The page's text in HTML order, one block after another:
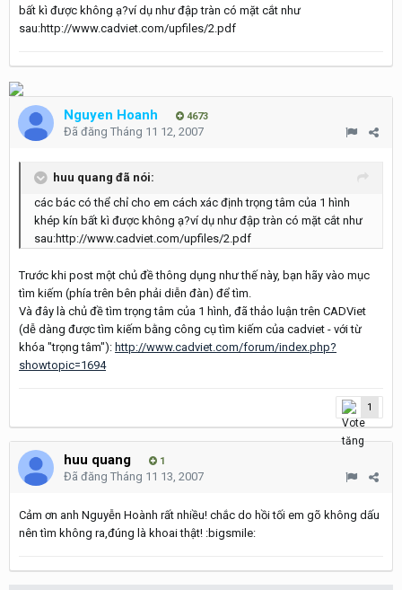
bất kì được không ạ?ví dụ như đập tràn có mặt cắt như
sau:http://www.cadviet.com/upfiles/2.pdf
Nguyen Hoanh 4673
Đã đăng Tháng 11 12, 2007
huu quang đã nói:
các bác có thể chỉ cho em cách xác định trọng tâm của 1 hình
khép kín bất kì được không ạ?ví dụ như đập tràn có mặt cắt như
sau:http://www.cadviet.com/upfiles/2.pdf
Trước khi post một chủ đề thông dụng như thế này, bạn hãy vào mục
tìm kiếm (phía trên bên phải diễn đàn) để tìm.
Và đây là chủ đề tìm trọng tâm của 1 hình, đã thảo luận trên CADViet
(dễ dàng được tìm kiếm bằng công cụ tìm kiếm của cadviet - với từ
khóa "trọng tâm"): http://www.cadviet.com/forum/index.php?
showtopic=1694
1
huu quang 1
Đã đăng Tháng 11 13, 2007
Cảm ơn anh Nguyễn Hoành rất nhiều! chắc do hồi tối em gõ không dấu
nên tìm không ra,đúng là khoai thật! :bigsmile: